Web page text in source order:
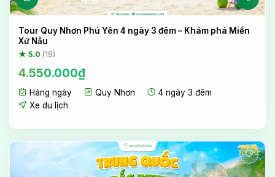
Tour Quy Nhơn Phú Yên 4 ngày 3 đêm – Khám phá Miền
Xứ Nẫu
★ 5.0 (19)
4.550.000₫
Hàng ngày Quy Nhơn
4 ngày 3 đêm
Xe du lịch